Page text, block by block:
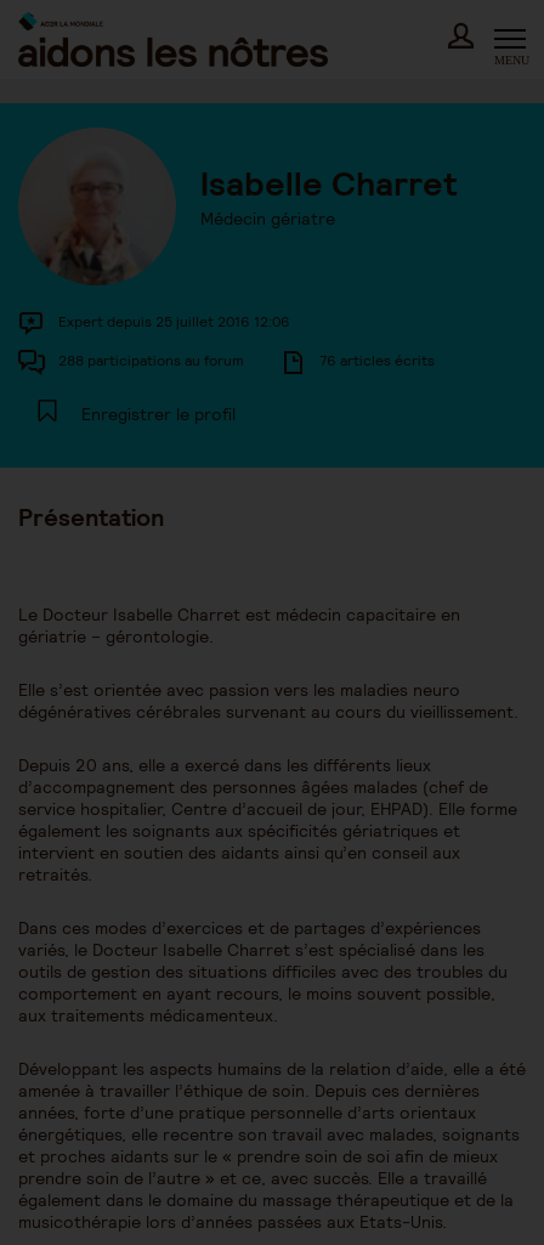
Skip
content
MENU
Isabelle Charret
Médecin gériatre
Expert depuis 25 juillet 2016 12:06
288 participations au forum 76 articles écrits
Enregistrer le profil
Présentation
Le Docteur Isabelle Charret est médecin capacitaire en
gériatrie – gérontologie.
Elle s’est orientée avec passion vers les maladies neuro
dégénératives cérébrales survenant au cours du vieillissement.
Depuis 20 ans, elle a exercé dans les différents lieux
d’accompagnement des personnes âgées malades (chef de
service hospitalier, Centre d’accueil de jour, EHPAD). Elle forme
également les soignants aux spécificités gériatriques et
intervient en soutien des aidants ainsi qu’en conseil aux
retraités.
Dans ces modes d’exercices et de partages d’expériences
variés, le Docteur Isabelle Charret s’est spécialisé dans les
outils de gestion des situations difficiles avec des troubles du
comportement en ayant recours, le moins souvent possible,
aux traitements médicamenteux.
Développant les aspects humains de la relation d’aide, elle a été
amenée à travailler l’éthique de soin. Depuis ces dernières
années, forte d’une pratique personnelle d’arts orientaux
énergétiques, elle recentre son travail avec malades, soignants
et proches aidants sur le « prendre soin de soi afin de mieux
prendre soin de l’autre » et ce, avec succès. Elle a travaillé
également dans le domaine du massage thérapeutique et de la
musicothérapie lors d’années passées aux Etats-Unis.